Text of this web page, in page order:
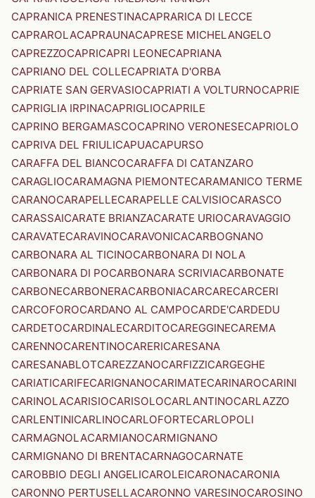
CAPRANICA PRENESTINACAPRARICA DI LECCE
CAPRAROLACAPRAUNACAPRESE MICHELANGELO
CAPREZZOCAPRICAPRI LEONECAPRIANA
CAPRIANO DEL COLLECAPRIATA D'ORBA
CAPRIATE SAN GERVASIOCAPRIATI A VOLTURNOCAPRIE
CAPRIGLIA IRPINACAPRIGLIOCAPRILE
CAPRINO BERGAMASCOCAPRINO VERONESECAPRIOLO
CAPRIVA DEL FRIULICAPUACAPURSO
CARAFFA DEL BIANCOCARAFFA DI CATANZARO
CARAGLIOCARAMAGNA PIEMONTECARAMANICO TERME
CARANOCARAPELLECARAPELLE CALVISIOCARASCO
CARASSAICARATE BRIANZACARATE URIOCARAVAGGIO
CARAVATECARAVINOCARAVONICACARBOGNANO
CARBONARA AL TICINOCARBONARA DI NOLA
CARBONARA DI POCARBONARA SCRIVIACARBONATE
CARBONECARBONERACARBONIACARCARECARCERI
CARCOFOROCARDANO AL CAMPOCARDE'CARDEDU
CARDETOCARDINALECARDITOCAREGGINECAREMA
CARENNOCARENTINOCARERICARESANA
CARESANABLOTCAREZZANOCARFIZZICARGEGHE
CARIATICARIFECARIGNANOCARIMATECARINAROCARINI
CARINOLACARISIOCARISOLOCARLANTINOCARLAZZO
CARLENTINICARLINOCARLOFORTECARLOPOLI
CARMAGNOLACARMIANOCARMIGNANO
CARMIGNANO DI BRENTACARNAGOCARNATE
CAROBBIO DEGLI ANGELICAROLEICARONACARONIA
CARONNO PERTUSELLACARONNO VARESINOCAROSINO